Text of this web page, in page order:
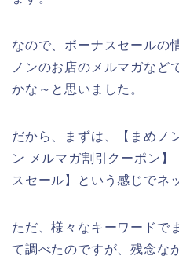
なので、ボーナスセールの
ノンのお店のメルマガなど
かな～と思いました。
だから、まずは、【まめノ
ン メルマガ割引クーポン
スセール】という感じでネ
ただ、様々なキーワードで
て調べたのですが、残念な